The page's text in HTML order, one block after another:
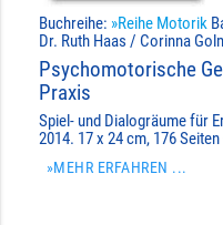
Buchreihe: »Reihe Motorik
Dr. Ruth Haas / Corinna
Psychomotorische
Praxis
Spiel- und Dialogräume für
2014. 17 x 24 cm, 176 Seiten
»MEHR ERFAHREN ...